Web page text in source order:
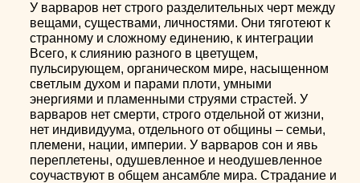
У варваров нет строго разделительных черт между
вещами, существами, личностями. Они тяготеют к
странному и сложному единению, к интеграции
Всего, к слиянию разного в цветущем,
пульсирующем, органическом мире, насыщенном
светлым духом и парами плоти, умными
энергиями и пламенными струями страстей. У
варваров нет смерти, строго отдельной от жизни,
нет индивидуума, отдельного от общины – семьи,
племени, нации, империи. У варваров сон и явь
переплетены, одушевленное и неодушевленное
соучаствуют в общем ансамбле мира. Страдание и